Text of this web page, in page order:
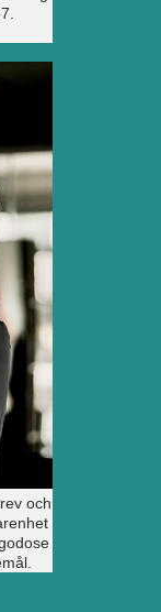
och